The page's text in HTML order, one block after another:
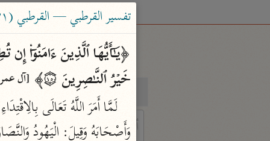
بحث
تفسير القرطبي — القرطبي (٦٧١ هـ)
خَیۡرُ ٱلنَّـٰصِرِینَ ۝١٥٠﴾
[آل عمران